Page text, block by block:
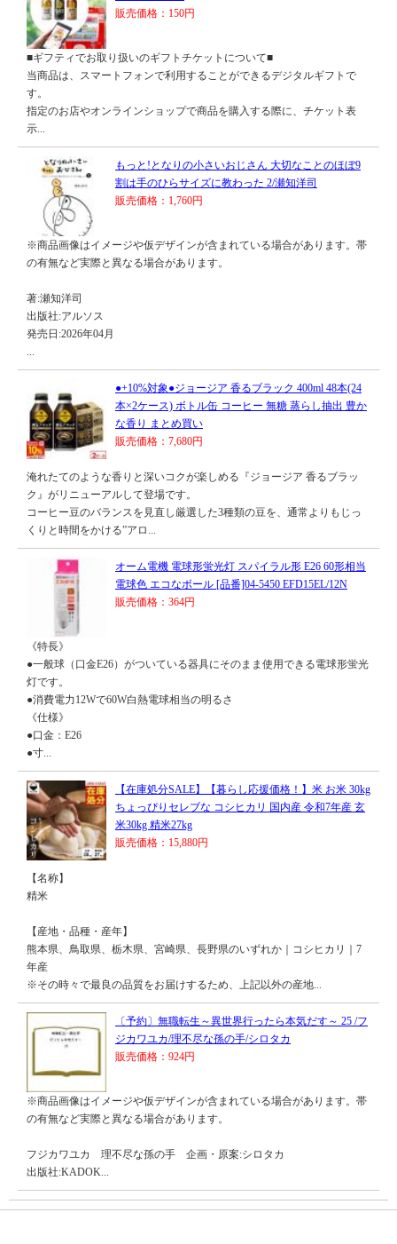
販売価格：150円
■ギフティでお取り扱いのギフトチケットについて■
当商品は、スマートフォンで利用することができるデジタルギフトで
す。
指定のお店やオンラインショップで商品を購入する際に、チケット表
示...
もっと!となりの小さいおじさん 大切なことのほぼ9
割は手のひらサイズに教わった 2/瀬知洋司
販売価格：1,760円
※商品画像はイメージや仮デザインが含まれている場合があります。帯
の有無など実際と異なる場合があります。
著:瀬知洋司
出版社:アルソス
発売日:2026年04月
...
●+10%対象●ジョージア 香るブラック 400ml 48本(24
本×2ケース) ボトル缶 コーヒー 無糖 蒸らし抽出 豊か
な香り まとめ買い
販売価格：7,680円
淹れたてのような香りと深いコクが楽しめる『ジョージア 香るブラッ
ク』がリニューアルして登場です。
コーヒー豆のバランスを見直し厳選した3種類の豆を、通常よりもじっ
くりと時間をかける”アロ...
オーム電機 電球形蛍光灯 スパイラル形 E26 60形相当
電球色 エコなボール [品番]04-5450 EFD15EL/12N
販売価格：364円
《特長》
●一般球（口金E26）がついている器具にそのまま使用できる電球形蛍光
灯です。
●消費電力12Wで60W白熱電球相当の明るさ
《仕様》
●口金：E26
●寸...
【在庫処分SALE】【暮らし応援価格！】米 お米 30kg
ちょっぴりセレブな コシヒカリ 国内産 令和7年産 玄
米30kg 精米27kg
販売価格：15,880円
【名称】
精米
【産地・品種・産年】
熊本県、鳥取県、栃木県、宮崎県、長野県のいずれか｜コシヒカリ｜7
年産
※その時々で最良の品質をお届けするため、上記以外の産地...
〔予約〕無職転生～異世界行ったら本気だす～ 25 /フ
ジカワユカ/理不尽な孫の手/シロタカ
販売価格：924円
※商品画像はイメージや仮デザインが含まれている場合があります。帯
の有無など実際と異なる場合があります。
フジカワユカ 理不尽な孫の手 企画・原案:シロタカ
出版社:KADOK...